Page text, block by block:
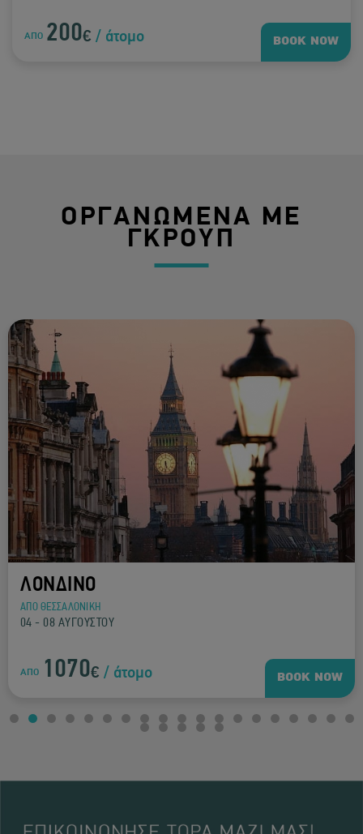
BOOK NOW
ΑΠΟ 200€ / άτομο
ΟΡΓΑΝΩΜΕΝΑ ΜΕ
ΓΚΡΟΥΠ
BOOK NOW
ΛΟΝΔΙΝΟ
ΑΠΟ ΘΕΣΣΑΛΟΝΙΚΗ
04 - 08 ΑΥΓΟΥΣΤΟΥ
ΑΠΟ 1070€ / άτομο